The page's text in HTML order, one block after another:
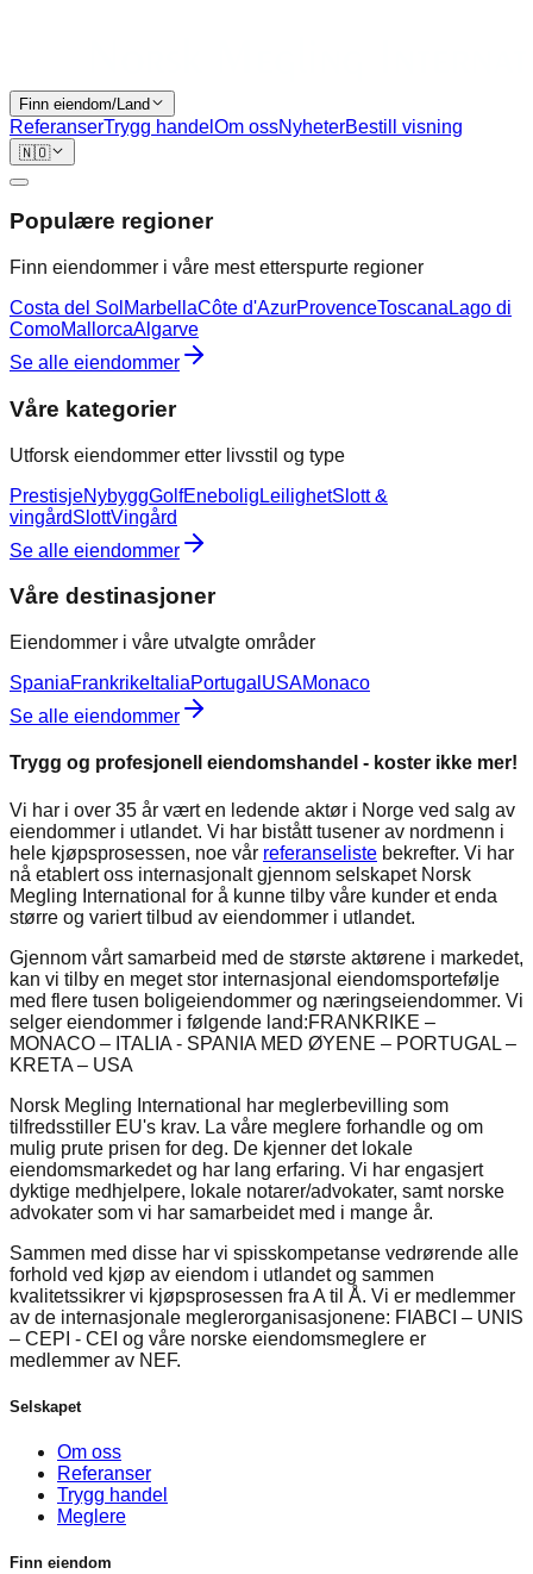
Finn eiendom/Land
ReferanserTrygg handel Om ossNyheterBestill visning
🇳🇴
Populære regioner
Finn eiendommer i våre mest etterspurte regioner
Costa del Sol MarbellaCôte d'AzurProvenceToscana Lago di
ComoMallorcaAlgarve
Se alle eiendommer
Våre kategorier
Utforsk eiendommer etter livsstil og type
PrestisjeNybyggGolfEnebolig LeilighetSlott &
vingårdSlottVingård
Se alle eiendommer
Våre destinasjoner
Eiendommer i våre utvalgte områder
SpaniaFrankrike ItaliaPortugal USAMonaco
Se alle eiendommer
Trygg og profesjonell eiendomshandel - koster ikke mer!
Vi har i over 35 år vært en ledende aktør i Norge ved salg av
eiendommer i utlandet. Vi har bistått tusener av nordmenn i
hele kjøpsprosessen, noe vår referanseliste bekrefter. Vi har
nå etablert oss internasjonalt gjennom selskapet Norsk
Megling International for å kunne tilby våre kunder et enda
større og variert tilbud av eiendommer i utlandet.
Gjennom vårt samarbeid med de største aktørene i markedet,
kan vi tilby en meget stor internasjonal eiendomsportefølje
med flere tusen boligeiendommer og næringseiendommer. Vi
selger eiendommer i følgende land:FRANKRIKE –
MONACO – ITALIA - SPANIA MED ØYENE – PORTUGAL –
KRETA – USA
Norsk Megling International har meglerbevilling som
tilfredsstiller EU's krav. La våre meglere forhandle og om
mulig prute prisen for deg. De kjenner det lokale
eiendomsmarkedet og har lang erfaring. Vi har engasjert
dyktige medhjelpere, lokale notarer/advokater, samt norske
advokater som vi har samarbeidet med i mange år.
Sammen med disse har vi spisskompetanse vedrørende alle
forhold ved kjøp av eiendom i utlandet og sammen
kvalitetssikrer vi kjøpsprosessen fra A til Å. Vi er medlemmer
av de internasjonale meglerorganisasjonene: FIABCI – UNIS
– CEPI - CEI og våre norske eiendomsmeglere er
medlemmer av NEF.
Selskapet
Om oss
Referanser
Trygg handel
Meglere
Finn eiendom